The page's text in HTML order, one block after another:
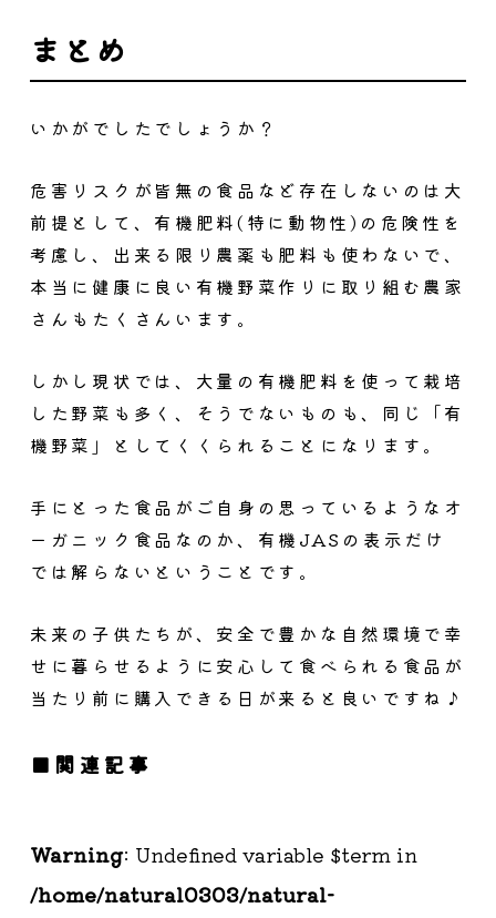
まとめ
いかがでしたでしょうか？
危害リスクが皆無の食品など存在しないのは大
前提として、有機肥料(特に動物性)の危険性を
考慮し、出来る限り農薬も肥料も使わないで、
本当に健康に良い有機野菜作りに取り組む農家
さんもたくさんいます。
しかし現状では、大量の有機肥料を使って栽培
した野菜も多く、そうでないものも、同じ「有
機野菜」としてくくられることになります。
手にとった食品がご自身の思っているようなオ
ーガニック食品なのか、有機JASの表示だけ
では解らないということです。
未来の子供たちが、安全で豊かな自然環境で幸
せに暮らせるように安心して食べられる食品が
当たり前に購入できる日が来ると良いですね♪
関連記事
Warning: Undefined variable $term in
/home/natural0303/natural-